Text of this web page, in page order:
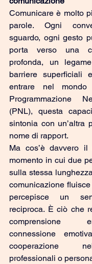
Comunicare è molto
parole. Ogni
sguardo, ogni gesto
porta verso una
profonda, un
barriere superficiali
entrare nel mondo
Programmazione
(PNL), questa
sintonia con un’altra
nome di rapport.
Ma cos’è davvero
momento in cui due
sulla stessa
comunicazione
percepisce un
reciproca. È ciò che
comprensione
connessione
cooperazione
professionali o